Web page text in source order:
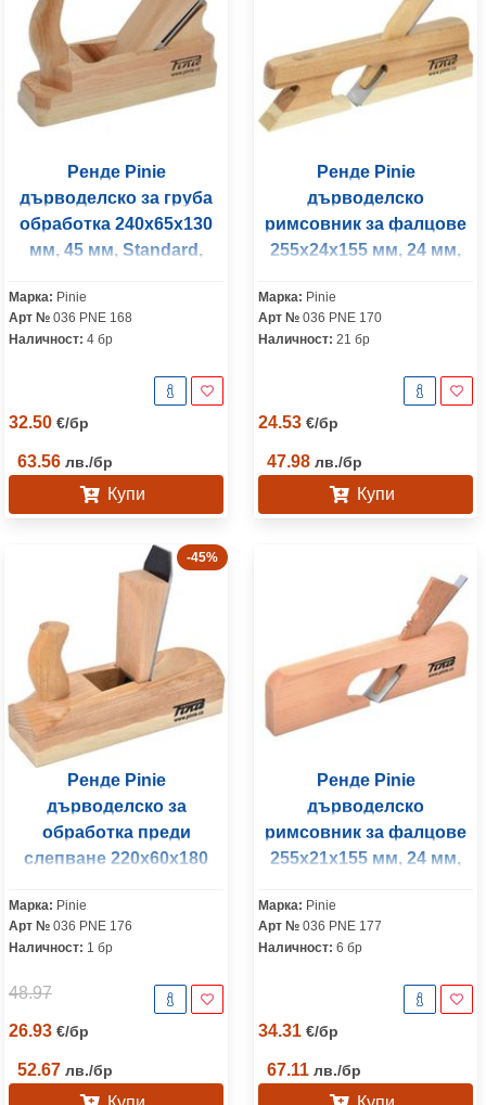
Ренде Pinie
дърводелско за груба
обработка 240x65x130
мм, 45 мм, Standard,
Марка: Pinie
Арт № 036 PNE 168
Наличност: 4 бр
32.50 €/бр
63.56 лв./бр
Купи
Ренде Pinie
дърводелско
римсовник за фалцове
255x24x155 мм, 24 мм,
Марка: Pinie
Арт № 036 PNE 170
Наличност: 21 бр
24.53 €/бр
47.98 лв./бр
Купи
-45%
Ренде Pinie
дърводелско за
обработка преди
слепване 220x60x180
дърво, Classic
Марка: Pinie
Арт № 036 PNE 176
Наличност: 1 бр
48.97
26.93 €/бр
52.67 лв./бр
Ренде Pinie
дърводелско
римсовник за фалцове
255x21x155 мм, 24 мм,
Марка: Pinie
Арт № 036 PNE 177
Наличност: 6 бр
34.31 €/бр
67.11 лв./бр